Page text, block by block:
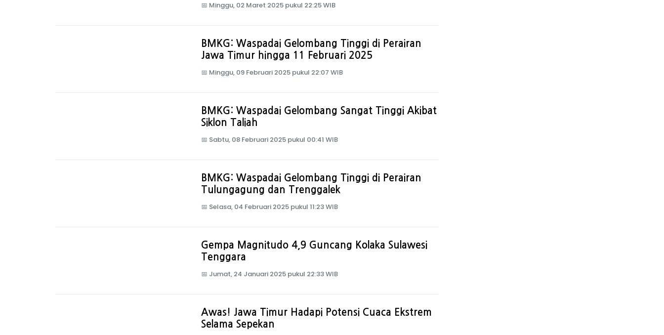
📅 Minggu, 02 Maret 2025 pukul 22:25 WIB
BMKG: Waspadai Gelombang Tinggi di Perairan
Jawa Timur hingga 11 Februari 2025
📅 Minggu, 09 Februari 2025 pukul 22:07 WIB
BMKG: Waspadai Gelombang Sangat Tinggi Akibat
Siklon Taliah
📅 Sabtu, 08 Februari 2025 pukul 00:41 WIB
BMKG: Waspadai Gelombang Tinggi di Perairan
Tulungagung dan Trenggalek
📅 Selasa, 04 Februari 2025 pukul 11:23 WIB
Gempa Magnitudo 4,9 Guncang Kolaka Sulawesi
Tenggara
📅 Jumat, 24 Januari 2025 pukul 22:33 WIB
Awas! Jawa Timur Hadapi Potensi Cuaca Ekstrem
Selama Sepekan